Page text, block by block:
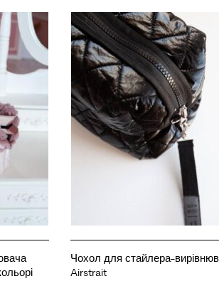
Чохол для стайлера-
Airstrait